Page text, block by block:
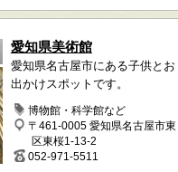
愛知県美術館
愛知県名古屋市にある子供とお
出かけスポットです。
博物館・科学館など
〒461-0005 愛知県名古屋市東
区東桜1-13-2
052-971-5511